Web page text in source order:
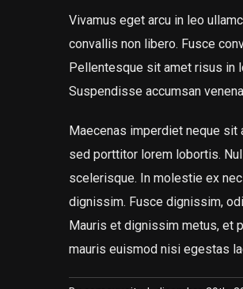
Vivamus eget arcu in leo
convallis non libero. Fusce
Pellentesque sit amet risus in
Suspendisse accumsan
Maecenas imperdiet neque sit
sed porttitor lorem lobortis.
scelerisque. In molestie ex
dignissim. Fusce dignissim,
Mauris et dignissim metus, et
mauris euismod nisi egestas